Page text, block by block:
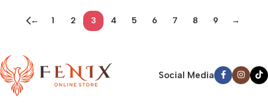
← 1 2 3 4 5 6 7 8 9 →
Social Media